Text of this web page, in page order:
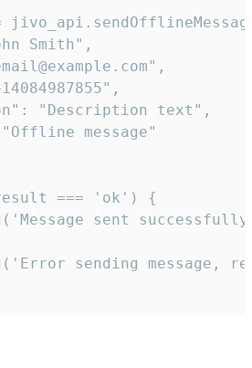
Smith",
"Description text",
message"
=== 'ok') {
sent
sending message,